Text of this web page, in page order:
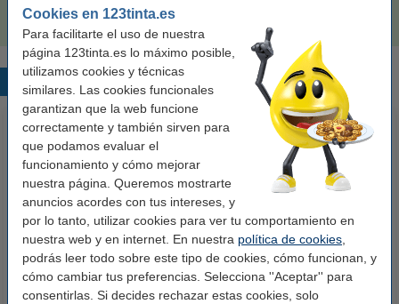
Cookies en 123tinta.es
Para facilitarte el uso de nuestra
página 123tinta.es lo máximo posible,
utilizamos cookies y técnicas
similares. Las cookies funcionales
garantizan que la web funcione
correctamente y también sirven para
que podamos evaluar el
funcionamiento y cómo mejorar
nuestra página. Queremos mostrarte
anuncios acordes con tus intereses, y
por lo tanto, utilizar cookies para ver tu comportamiento en
nuestra web y en internet. En nuestra política de cookies
podrás leer todo sobre este tipo de cookies, cómo funcionan, y
cómo cambiar tus preferencias. Selecciona ''Aceptar'' para
consentirlas. Si decides rechazar estas cookies, solo
32,50 €
Productos destacados
123tinta Papel fotográfico
Premium Glossy brillo alto | 10 x
15 cm | 260g | 100 hojas
123tinta Pilas Alcalinas Xtreme
Power AA - LR06 - MN1500 - 24
unidades